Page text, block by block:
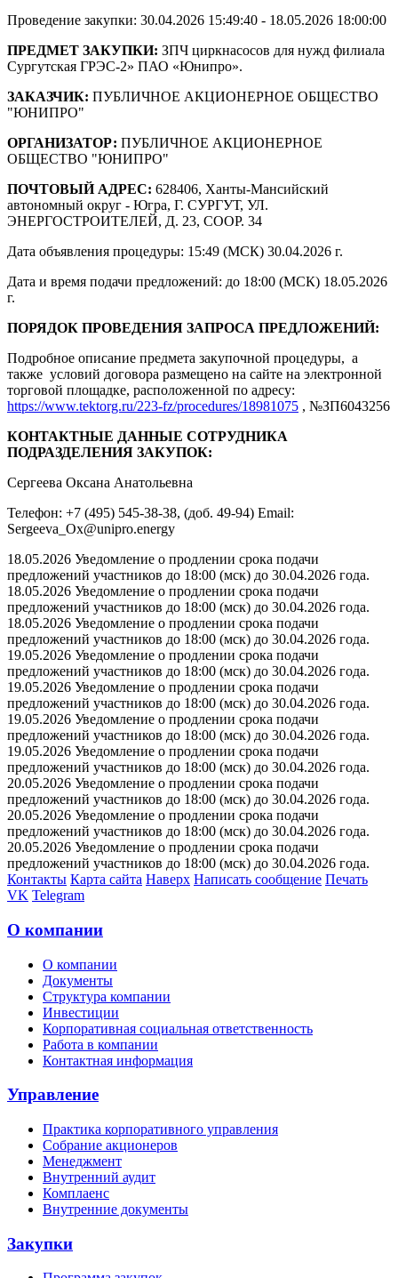
Проведение закупки: 30.04.2026 15:49:40 - 18.05.2026 18:00:00
ПРЕДМЕТ ЗАКУПКИ: ЗПЧ циркнасосов для нужд филиала
Сургутская ГРЭС-2» ПАО «Юнипро».
ЗАКАЗЧИК: ПУБЛИЧНОЕ АКЦИОНЕРНОЕ ОБЩЕСТВО
"ЮНИПРО"
ОРГАНИЗАТОР: ПУБЛИЧНОЕ АКЦИОНЕРНОЕ
ОБЩЕСТВО "ЮНИПРО"
ПОЧТОВЫЙ АДРЕС: 628406, Ханты-Мансийский
автономный округ - Югра, Г. СУРГУТ, УЛ.
ЭНЕРГОСТРОИТЕЛЕЙ, Д. 23, СООР. 34
Дата объявления процедуры: 15:49 (МСК) 30.04.2026 г.
Дата и время подачи предложений: до 18:00 (МСК) 18.05.2026
г.
ПОРЯДОК ПРОВЕДЕНИЯ ЗАПРОСА ПРЕДЛОЖЕНИЙ:
Подробное описание предмета закупочной процедуры, а
также условий договора размещено на сайте на электронной
торговой площадке, расположенной по адресу:
https://www.tektorg.ru/223-fz/procedures/18981075 , №ЗП6043256
КОНТАКТНЫЕ ДАННЫЕ СОТРУДНИКА
ПОДРАЗДЕЛЕНИЯ ЗАКУПОК:
Сергеева Оксана Анатольевна
Телефон: +7 (495) 545-38-38, (доб. 49-94) Email:
Sergeeva_Ox@unipro.energy
18.05.2026 Уведомление о продлении срока подачи
предложений участников до 18:00 (мск) до 30.04.2026 года.
18.05.2026 Уведомление о продлении срока подачи
предложений участников до 18:00 (мск) до 30.04.2026 года.
18.05.2026 Уведомление о продлении срока подачи
предложений участников до 18:00 (мск) до 30.04.2026 года.
19.05.2026 Уведомление о продлении срока подачи
предложений участников до 18:00 (мск) до 30.04.2026 года.
19.05.2026 Уведомление о продлении срока подачи
предложений участников до 18:00 (мск) до 30.04.2026 года.
19.05.2026 Уведомление о продлении срока подачи
предложений участников до 18:00 (мск) до 30.04.2026 года.
19.05.2026 Уведомление о продлении срока подачи
предложений участников до 18:00 (мск) до 30.04.2026 года.
20.05.2026 Уведомление о продлении срока подачи
предложений участников до 18:00 (мск) до 30.04.2026 года.
20.05.2026 Уведомление о продлении срока подачи
предложений участников до 18:00 (мск) до 30.04.2026 года.
20.05.2026 Уведомление о продлении срока подачи
предложений участников до 18:00 (мск) до 30.04.2026 года.
Контакты Карта сайта Наверх Написать сообщение Печать
VK Telegram
О компании
О компании
Документы
Структура компании
Инвестиции
Корпоративная социальная ответственность
Работа в компании
Контактная информация
Управление
Практика корпоративного управления
Собрание акционеров
Менеджмент
Внутренний аудит
Комплаенс
Внутренние документы
Закупки